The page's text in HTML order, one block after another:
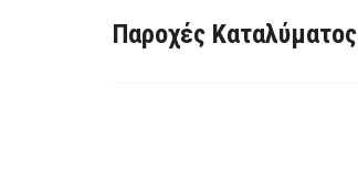
Παροχές Καταλύματος